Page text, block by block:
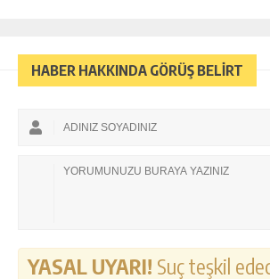
HABER HAKKINDA GÖRÜŞ BELİRT
YASAL UYARI! Suç teşkil